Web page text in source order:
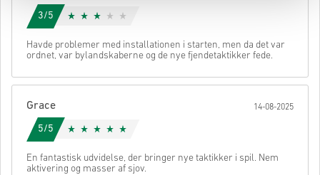
3/5
Havde problemer med installationen i starten, men da det var
ordnet, var bylandskaberne og de nye fjendetaktikker fede.
Grace 14-08-2025
5/5
En fantastisk udvidelse, der bringer nye taktikker i spil. Nem
aktivering og masser af sjov.